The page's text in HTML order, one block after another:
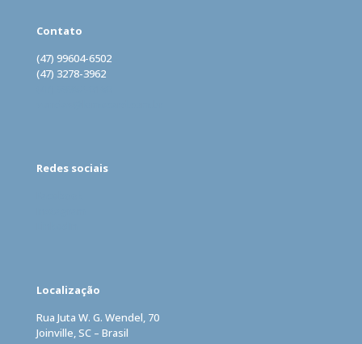
Contato
(47) 99604-6502
(47) 3278-3962
Redes sociais
Localização
Rua Juta W. G. Wendel, 70
Joinville, SC – Brasil